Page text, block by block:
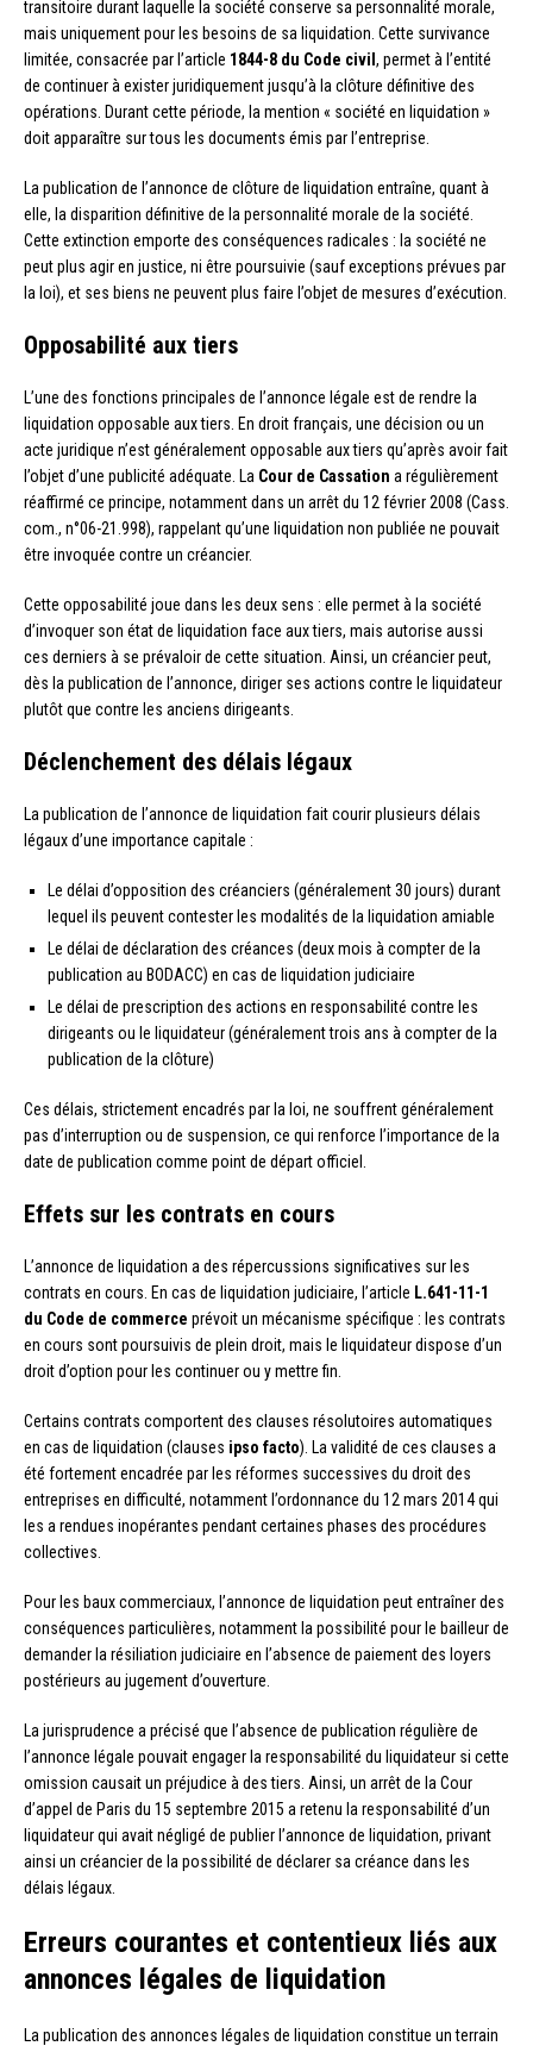
transitoire durant laquelle la société conserve sa personnalité morale,
mais uniquement pour les besoins de sa liquidation. Cette survivance
limitée, consacrée par l’article 1844-8 du Code civil, permet à l’entité
de continuer à exister juridiquement jusqu’à la clôture définitive des
opérations. Durant cette période, la mention « société en liquidation »
doit apparaître sur tous les documents émis par l’entreprise.
La publication de l’annonce de clôture de liquidation entraîne, quant à
elle, la disparition définitive de la personnalité morale de la société.
Cette extinction emporte des conséquences radicales : la société ne
peut plus agir en justice, ni être poursuivie (sauf exceptions prévues par
la loi), et ses biens ne peuvent plus faire l’objet de mesures d’exécution.
Opposabilité aux tiers
L’une des fonctions principales de l’annonce légale est de rendre la
liquidation opposable aux tiers. En droit français, une décision ou un
acte juridique n’est généralement opposable aux tiers qu’après avoir fait
l’objet d’une publicité adéquate. La Cour de Cassation a régulièrement
réaffirmé ce principe, notamment dans un arrêt du 12 février 2008 (Cass.
com., n°06-21.998), rappelant qu’une liquidation non publiée ne pouvait
être invoquée contre un créancier.
Cette opposabilité joue dans les deux sens : elle permet à la société
d’invoquer son état de liquidation face aux tiers, mais autorise aussi
ces derniers à se prévaloir de cette situation. Ainsi, un créancier peut,
dès la publication de l’annonce, diriger ses actions contre le liquidateur
plutôt que contre les anciens dirigeants.
Déclenchement des délais légaux
La publication de l’annonce de liquidation fait courir plusieurs délais
légaux d’une importance capitale :
Le délai d’opposition des créanciers (généralement 30 jours) durant
lequel ils peuvent contester les modalités de la liquidation amiable
Le délai de déclaration des créances (deux mois à compter de la
publication au BODACC) en cas de liquidation judiciaire
Le délai de prescription des actions en responsabilité contre les
dirigeants ou le liquidateur (généralement trois ans à compter de la
publication de la clôture)
Ces délais, strictement encadrés par la loi, ne souffrent généralement
pas d’interruption ou de suspension, ce qui renforce l’importance de la
date de publication comme point de départ officiel.
Effets sur les contrats en cours
L’annonce de liquidation a des répercussions significatives sur les
contrats en cours. En cas de liquidation judiciaire, l’article L.641-11-1
du Code de commerce prévoit un mécanisme spécifique : les contrats
en cours sont poursuivis de plein droit, mais le liquidateur dispose d’un
droit d’option pour les continuer ou y mettre fin.
Certains contrats comportent des clauses résolutoires automatiques
en cas de liquidation (clauses ipso facto). La validité de ces clauses a
été fortement encadrée par les réformes successives du droit des
entreprises en difficulté, notamment l’ordonnance du 12 mars 2014 qui
les a rendues inopérantes pendant certaines phases des procédures
collectives.
Pour les baux commerciaux, l’annonce de liquidation peut entraîner des
conséquences particulières, notamment la possibilité pour le bailleur de
demander la résiliation judiciaire en l’absence de paiement des loyers
postérieurs au jugement d’ouverture.
La jurisprudence a précisé que l’absence de publication régulière de
l’annonce légale pouvait engager la responsabilité du liquidateur si cette
omission causait un préjudice à des tiers. Ainsi, un arrêt de la Cour
d’appel de Paris du 15 septembre 2015 a retenu la responsabilité d’un
liquidateur qui avait négligé de publier l’annonce de liquidation, privant
ainsi un créancier de la possibilité de déclarer sa créance dans les
délais légaux.
Erreurs courantes et contentieux liés aux
annonces légales de liquidation
La publication des annonces légales de liquidation constitue un terrain